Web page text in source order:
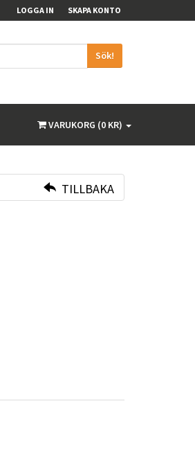
LOGGA IN SKAPA KONTO
Sök!
VARUKORG (0 KR)
TILLBAKA